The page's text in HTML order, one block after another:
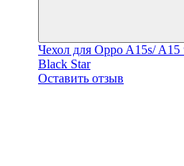
Чехол для Oppo A15s/
Black Star
Оставить отзыв